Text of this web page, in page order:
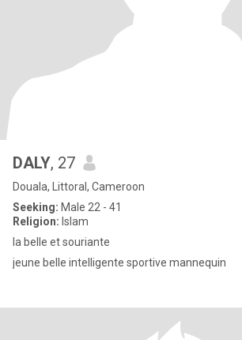
DALY, 27
Douala, Littoral, Cameroon
Seeking: Male 22 - 41
Religion: Islam
la belle et souriante
jeune belle intelligente sportive mannequin